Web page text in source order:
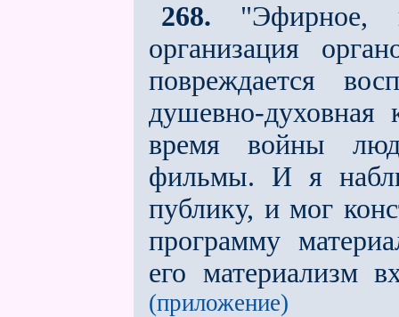
268. "Эфирное,
организация
повреждается
душевно-духовная
время войны
фильмы. И я
публику, и мог
программу
его материализм
(приложение)